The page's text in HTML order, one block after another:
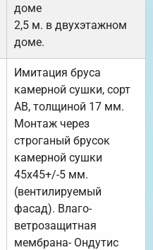
доме
2,5 м. в двухэтажном
доме.
Имитация бруса
камерной сушки, сорт
АВ, толщиной 17 мм.
Монтаж через
строганый брусок
камерной сушки
45х45+/-5 мм.
(вентилируемый
фасад). Влаго-
ветрозащитная
мембрана- Ондутис